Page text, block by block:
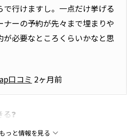
考え方は、他のジムと大きく変わらない
ウトでは「 その内容をどれだけ続けられ
たね」で終わらせるのではなく、「
で行けますし。一点だけ挙げる
ナーの予約が先々まで埋まりや
が必要なところくらいかなと思
口コミ 2ヶ月前
❓
もっと情報を見る